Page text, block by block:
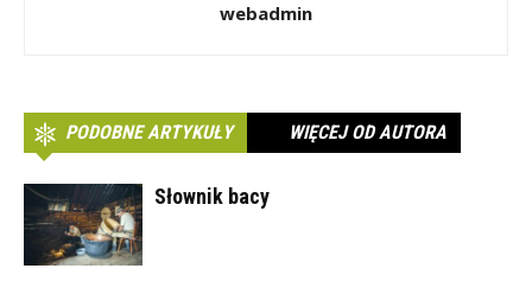
webadmin
PODOBNE ARTYKUŁY WIĘCEJ OD AUTORA
Słownik bacy